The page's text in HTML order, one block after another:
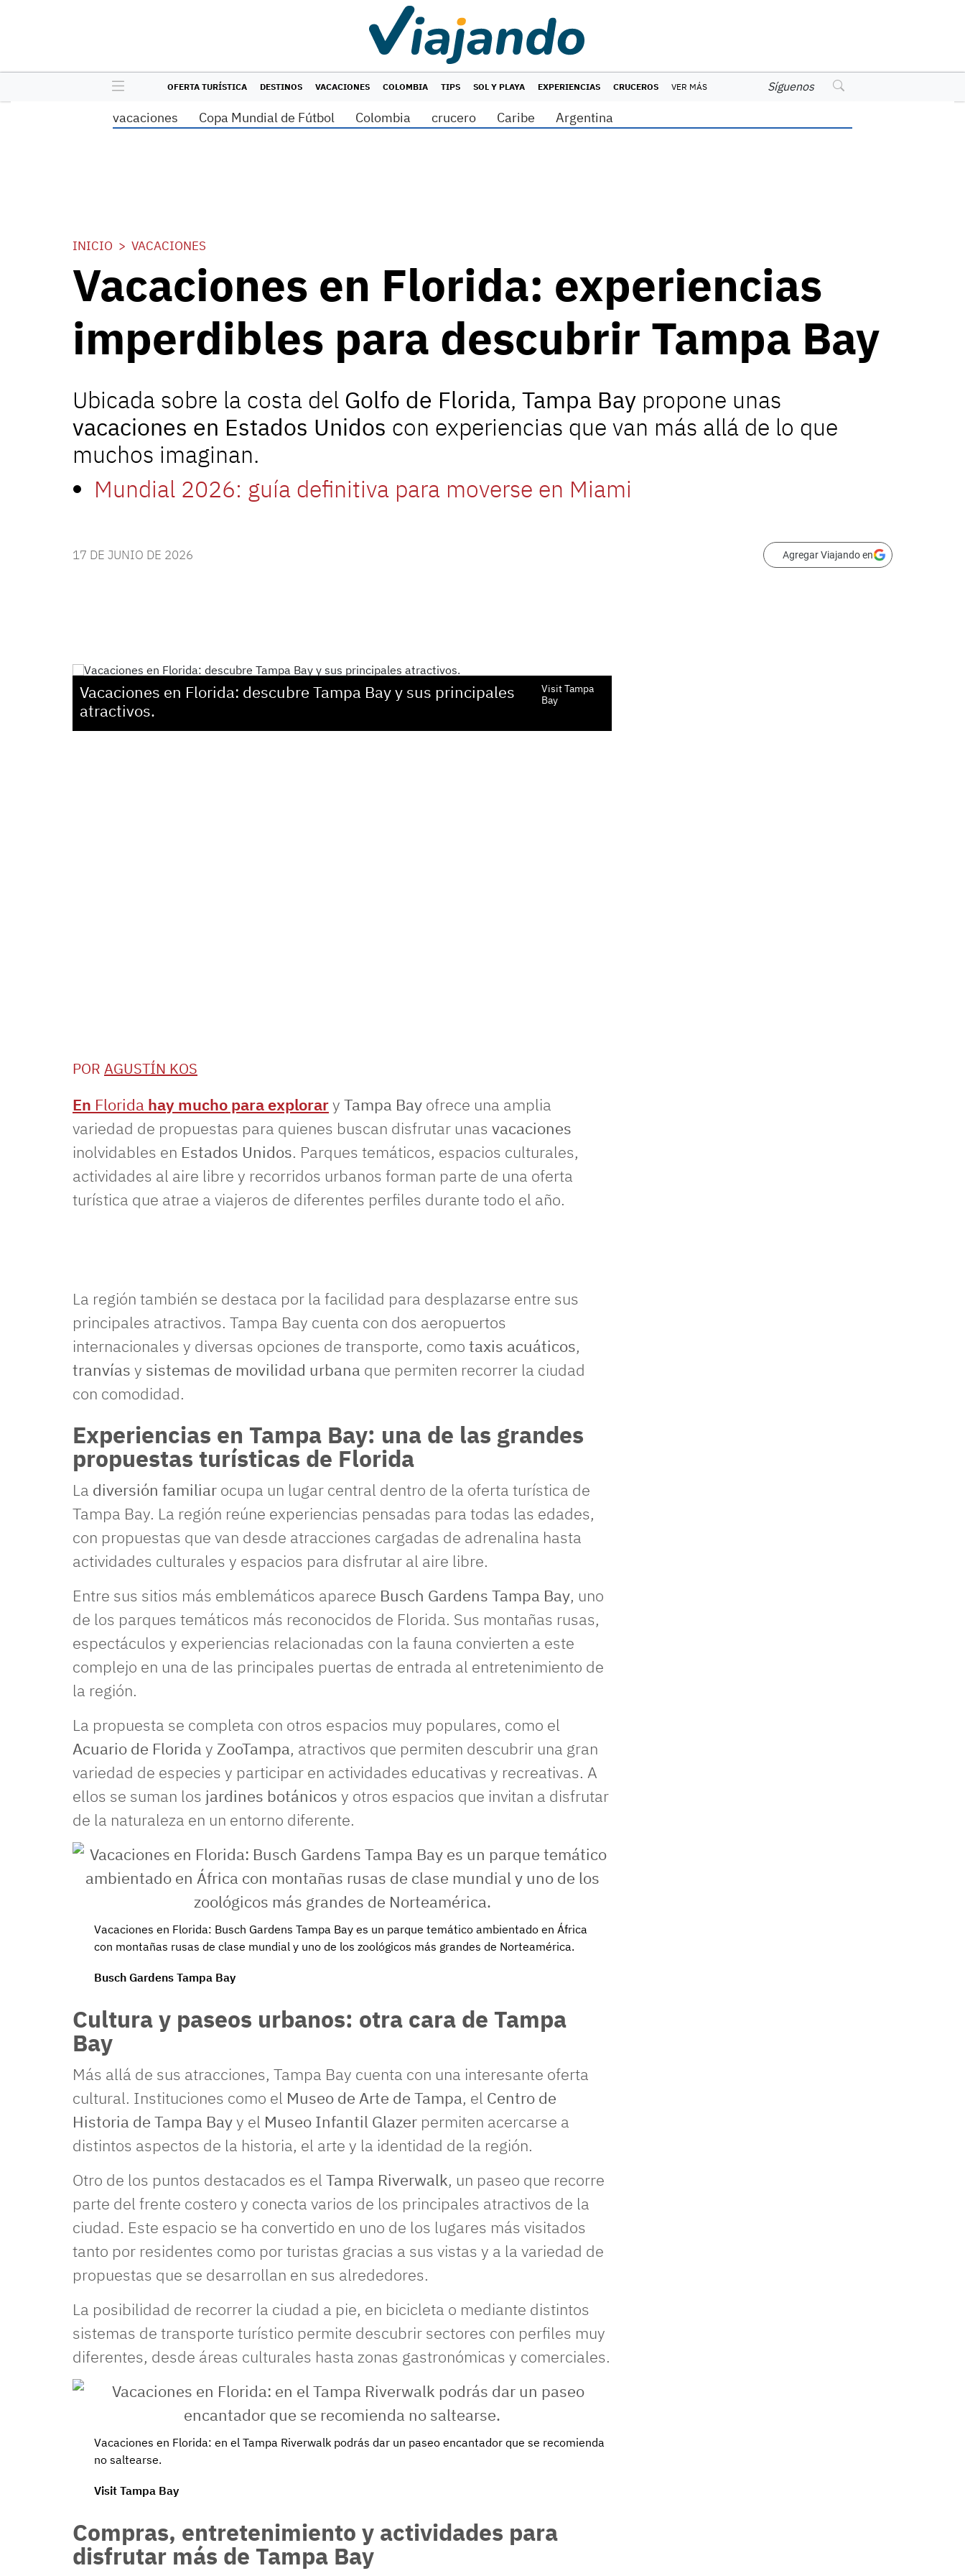
OFERTA TURÍSTICA DESTINOS VACACIONES COLOMBIA TIPS SOL Y PLAYA EXPERIENCIAS CRUCEROS VER MÁS Síguenos
vacaciones Copa Mundial de Fútbol Colombia crucero Caribe Argentina
INICIO VACACIONES
Vacaciones en Florida: experiencias
imperdibles para descubrir Tampa Bay
Ubicada sobre la costa del Golfo de Florida, Tampa Bay propone unas
vacaciones en Estados Unidos con experiencias que van más allá de lo que
muchos imaginan.
Mundial 2026: guía definitiva para moverse en Miami
17 DE JUNIO DE 2026 Agregar Viajando en
Vacaciones en Florida: descubre Tampa Bay y sus principales
atractivos.
Visit Tampa
Bay
POR AGUSTÍN KOS
En Florida hay mucho para explorary Tampa Bay ofrece una amplia
variedad de propuestas para quienes buscan disfrutar unas vacaciones
inolvidables en Estados Unidos. Parques temáticos, espacios culturales,
actividades al aire libre y recorridos urbanos forman parte de una oferta
turística que atrae a viajeros de diferentes perfiles durante todo el año.
La región también se destaca por la facilidad para desplazarse entre sus
principales atractivos. Tampa Bay cuenta con dos aeropuertos
internacionales y diversas opciones de transporte, como taxis acuáticos,
tranvías y sistemas de movilidad urbana que permiten recorrer la ciudad
con comodidad.
Experiencias en Tampa Bay: una de las grandes
propuestas turísticas de Florida
La diversión familiar ocupa un lugar central dentro de la oferta turística de
Tampa Bay. La región reúne experiencias pensadas para todas las edades,
con propuestas que van desde atracciones cargadas de adrenalina hasta
actividades culturales y espacios para disfrutar al aire libre.
Entre sus sitios más emblemáticos aparece Busch Gardens Tampa Bay, uno
de los parques temáticos más reconocidos de Florida. Sus montañas rusas,
espectáculos y experiencias relacionadas con la fauna convierten a este
complejo en una de las principales puertas de entrada al entretenimiento de
la región.
La propuesta se completa con otros espacios muy populares, como el
Acuario de Florida y ZooTampa, atractivos que permiten descubrir una gran
variedad de especies y participar en actividades educativas y recreativas. A
ellos se suman los jardines botánicos y otros espacios que invitan a disfrutar
de la naturaleza en un entorno diferente.
Vacaciones en Florida: Busch Gardens Tampa Bay es un parque temático ambientado en África
con montañas rusas de clase mundial y uno de los zoológicos más grandes de Norteamérica.
Busch Gardens Tampa Bay
Cultura y paseos urbanos: otra cara de Tampa
Bay
Más allá de sus atracciones, Tampa Bay cuenta con una interesante oferta
cultural. Instituciones como el Museo de Arte de Tampa, el Centro de
Historia de Tampa Bayy el Museo Infantil Glazer permiten acercarse a
distintos aspectos de la historia, el arte y la identidad de la región.
Otro de los puntos destacados es el Tampa Riverwalk, un paseo que recorre
parte del frente costero y conecta varios de los principales atractivos de la
ciudad. Este espacio se ha convertido en uno de los lugares más visitados
tanto por residentes como por turistas gracias a sus vistas y a la variedad de
propuestas que se desarrollan en sus alrededores.
La posibilidad de recorrer la ciudad a pie, en bicicleta o mediante distintos
sistemas de transporte turístico permite descubrir sectores con perfiles muy
diferentes, desde áreas culturales hasta zonas gastronómicas y comerciales.
Vacaciones en Florida: en el Tampa Riverwalk podrás dar un paseo encantador que se recomienda
no saltearse.
Visit Tampa Bay
Compras, entretenimiento y actividades para
disfrutar más de Tampa Bay